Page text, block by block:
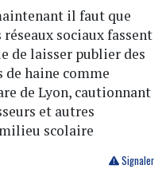
il faut que
sociaux fassent
de laisser publier des
de haine comme
de Lyon, cautionnant
et autres
scolaire
Signaler